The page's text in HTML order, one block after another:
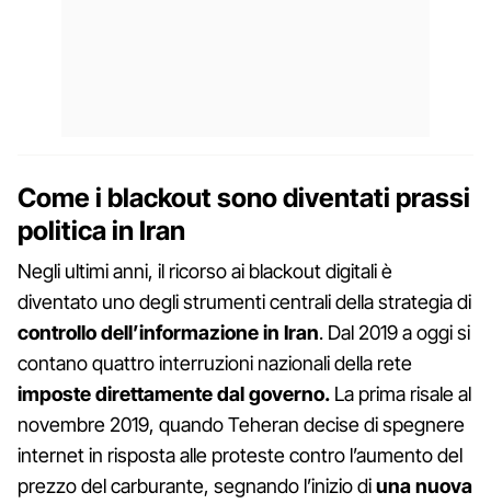
Come i blackout sono diventati prassi
politica in Iran
Negli ultimi anni, il ricorso ai blackout digitali è
diventato uno degli strumenti centrali della strategia di
controllo dell’informazione in Iran. Dal 2019 a oggi si
contano quattro interruzioni nazionali della rete
imposte direttamente dal governo. La prima risale al
novembre 2019, quando Teheran decise di spegnere
internet in risposta alle proteste contro l’aumento del
prezzo del carburante, segnando l’inizio diuna nuova